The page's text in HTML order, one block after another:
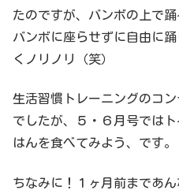
たのですが、バンボの上で
バンボに座らせずに自由に
くノリノリ（笑）
生活習慣トレーニングのコ
でしたが、５・６月号では
はんを食べてみよう、です。
ちなみに！１ヶ月前まであ